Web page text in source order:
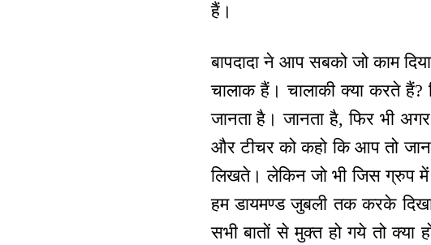
हैं।
बापदादा ने आप सबको जो काम
चालाक हैं। चालाकी क्या करते
जानता है। जानता है, फिर भी
और टीचर को कहो कि आप तो
लिखते। लेकिन जो भी जिस ग्रुप में
हम डायमण्ड जुबली तक करके
सभी बातों से मुक्त हो गये तो क्या